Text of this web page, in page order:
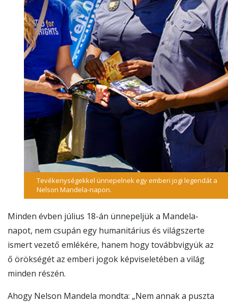
Tevékenységekkel ünnepelnek egy emberi jogi legendát a
Nelson Mandela-napon.
Minden évben július 18-án ünnepeljük a Mandela-
napot, nem csupán egy humanitárius és világszerte
ismert vezető emlékére, hanem hogy továbbvigyük az
ő örökségét az emberi jogok képviseletében a világ
minden részén.
Ahogy Nelson Mandela mondta: „Nem annak a puszta